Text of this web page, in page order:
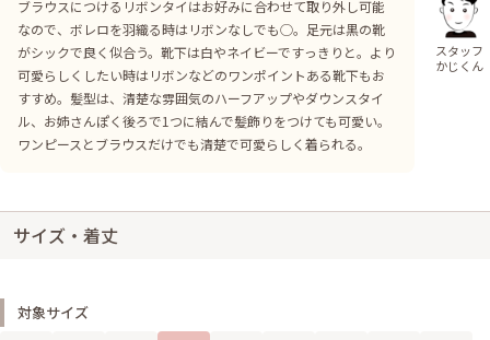
ブラウスにつけるリボンタイはお好みに合わせて取り外し可能
なので、ボレロを羽織る時はリボンなしでも◯。足元は黒の靴
がシックで良く似合う。靴下は白やネイビーですっきりと。より
可愛らしくしたい時はリボンなどのワンポイントある靴下もお
すすめ。髪型は、清楚な雰囲気のハーフアップやダウンスタイ
ル、お姉さんぽく後ろで1つに結んで髪飾りをつけても可愛い。
ワンピースとブラウスだけでも清楚で可愛らしく着られる。
スタッフ
かじくん
サイズ・着丈
対象サイズ